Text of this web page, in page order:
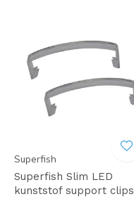
Superfish
Superfish Slim LED
kunststof support clips